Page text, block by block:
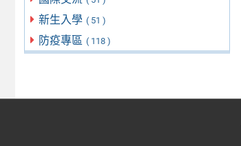
新生入學 ( 51 )
防疫專區 ( 118 )